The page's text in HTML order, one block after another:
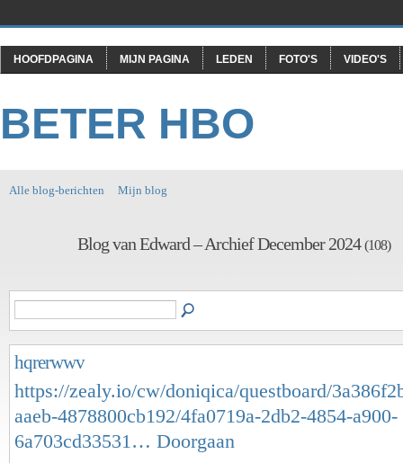
HOOFDPAGINA MIJN PAGINA LEDEN FOTO'S VIDEO'S
BETER HBO
Alle blog-berichten Mijn blog
Blog van Edward – Archief December 2024(108)
hqrerwwv
https://zealy.io/cw/doniqica/questboard/
aaeb-4878800cb192/4fa0719a-2db2-4854-a900-
6a703cd33531… Doorgaan